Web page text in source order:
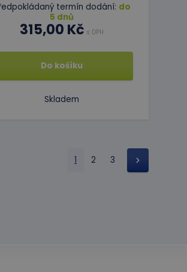
termín dodání: do
5 dnů
315,00 Kč s DPH
Do košíku
Skladem
1 2 3